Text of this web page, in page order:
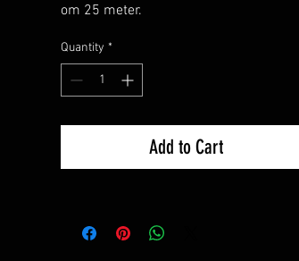
om 25 meter.
Quantity *
Add to Cart